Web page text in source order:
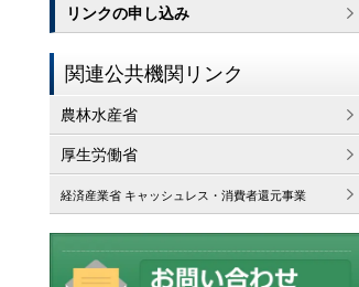
リンクの申し込み
関連公共機関リンク
農林水産省
厚生労働省
経済産業省 キャッシュレス・消費者還元事業